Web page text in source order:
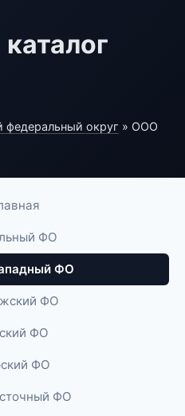
федеральный округ » ООО
ФО
ФО
ФО
ФО
ФО
ФО